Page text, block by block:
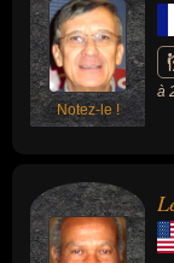
Notez-le !
à